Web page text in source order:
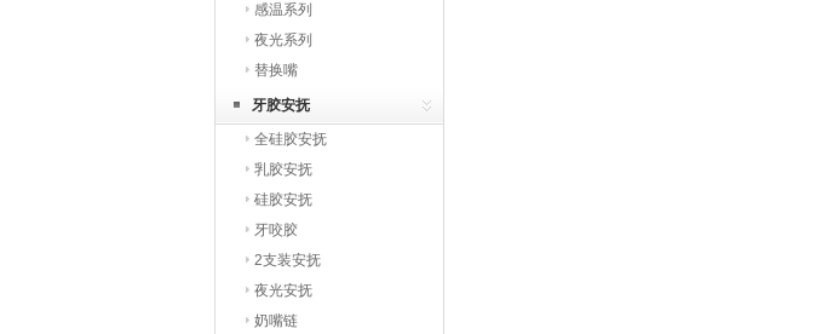
感温系列
夜光系列
替换嘴
牙胶安抚
全硅胶安抚
乳胶安抚
硅胶安抚
牙咬胶
2支装安抚
夜光安抚
奶嘴链